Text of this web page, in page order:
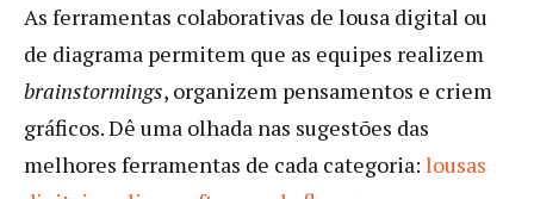
As ferramentas colaborativas de lousa digital ou
de diagrama permitem que as equipes realizem
brainstormings, organizem pensamentos e criem
gráficos. Dê uma olhada nas sugestões das
melhores ferramentas de cada categoria: lousas